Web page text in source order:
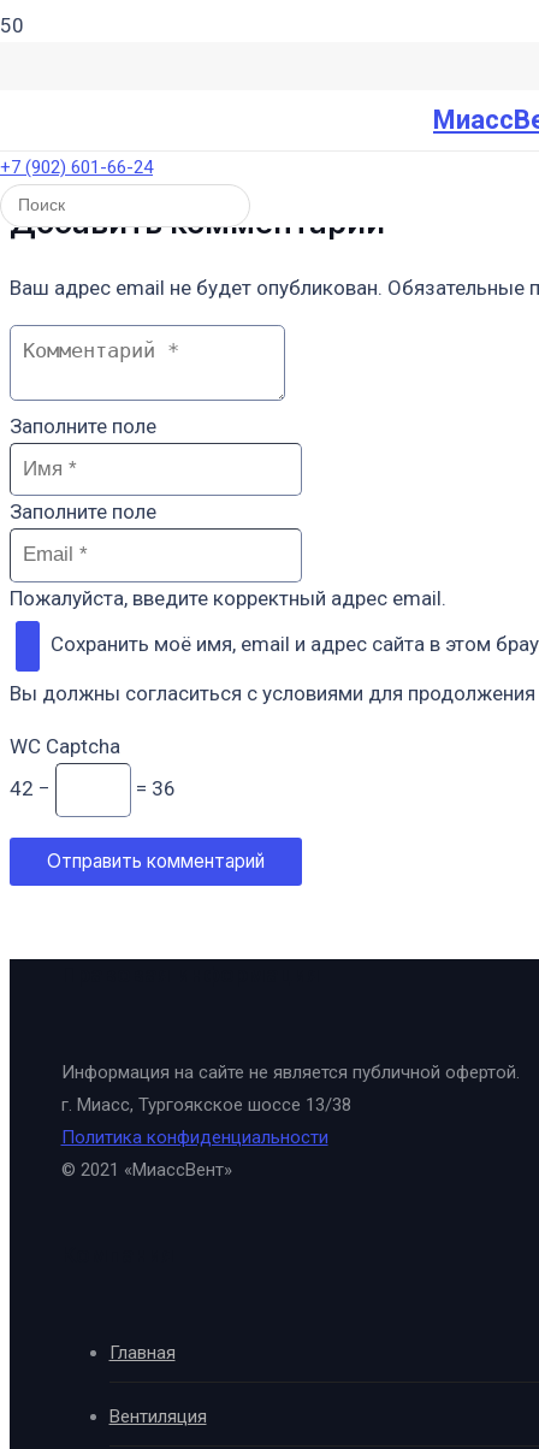
+7 (902) 601-66-24
Добавить комментарий
Ваш адрес email не будет опубликован. Обязательные
Заполните поле
Заполните поле
Пожалуйста, введите корректный адрес email.
Сохранить моё имя, email и адрес сайта в этом
Вы должны согласиться с условиями для продолжения
WC Captcha
42 −
= 36
Отправить комментарий
Информация на сайте не является публичной офертой.
г. Миасс, Тургоякское шоссе 13/38
Политика конфиденциальности
© 2021 «МиассВент»
Главная
Вентиляция